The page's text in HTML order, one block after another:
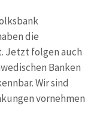
die
Jetzt folgen auch
Banken
Wir sind
vornehmen